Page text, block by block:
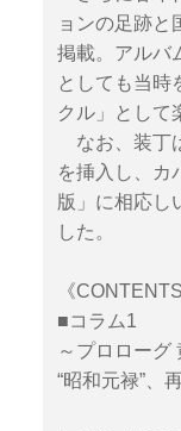
ョンの足跡と
掲載。アルバ
としても当時
クル」として
なお、装丁
を挿入し、カ
版」に相応し
した。
《CONTENTS
■コラム1
～プロローグ
“昭和元禄”、